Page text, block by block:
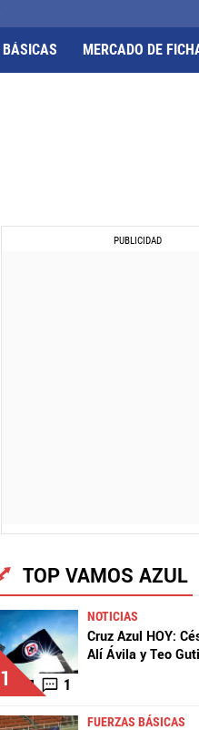
MERCADO DE
TOP VAMOS AZUL
1 1
NOTICIAS
Cruz Azul HOY:
Alí Ávila y Teo
FUERZAS BÁSICAS